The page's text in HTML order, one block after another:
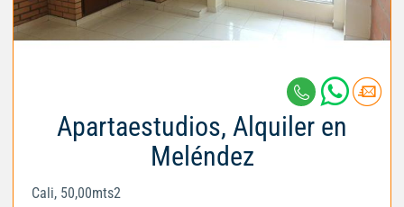
Apartaestudios, Alquiler en
Meléndez
Cali, 50,00mts2